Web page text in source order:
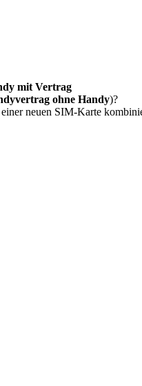
mit Vertrag
ohne Handy)?
neuen SIM-Karte